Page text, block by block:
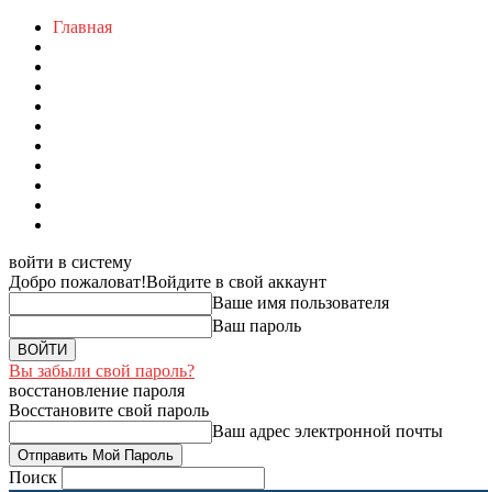
Главная
войти в систему
Добро пожаловат!Войдите в свой аккаунт
Ваше имя пользователя
Ваш пароль
Вы забыли свой пароль?
восстановление пароля
Восстановите свой пароль
Ваш адрес электронной почты
Поиск